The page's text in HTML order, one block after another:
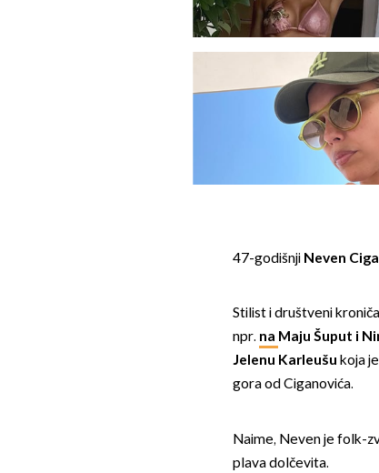
47-godišnji Neven
Stilist i društveni
npr. na Maju Šuput i
Jelenu Karleušu koja
gora od Ciganovića.
Naime, Neven je folk-
plava dolčevita.